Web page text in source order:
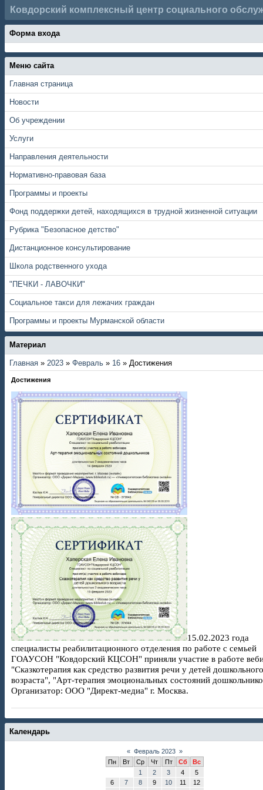
Ковдорский комплексный центр социального
Форма входа
Меню сайта
Главная страница
Новости
Об учреждении
Услуги
Направления деятельности
Нормативно-правовая база
Программы и проекты
Фонд поддержки детей, находящихся в трудной жизненной ситуации
Рубрика "Безопасное детство"
Дистанционное консультирование
Школа родственного ухода
"ПЕЧКИ - ЛАВОЧКИ"
Социальное такси для лежачих граждан
Программы и проекты Мурманской области
Материал
Главная » 2023 » Февраль » 16 » Достижения
Достижения
15.02.2023 года
специалисты реабилитационного отделения по работе с семьей
ГОАУСОН "Ковдорский КЦСОН" приняли участие в работе
"Сказкотерапия как средство развития речи у детей дошкольного
возраста", "Арт-терапия эмоциональных состояний
Организатор: ООО "Директ-медиа" г. Москва.
Календарь
« Февраль 2023 »
Пн
Вт Ср Чт Пт Сб
Вс
1
2 3 4
5
6
7 8 9 10 11
12